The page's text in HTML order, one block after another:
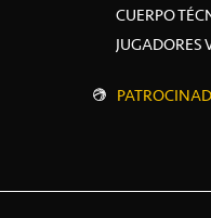
CUERPO
JUGADORES